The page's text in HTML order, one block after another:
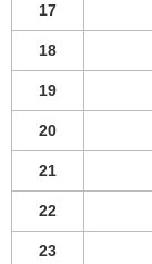
17
18
19
20
21
22
23